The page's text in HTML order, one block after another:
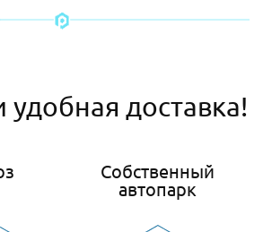
удобная доставка!
Собственный
автопарк